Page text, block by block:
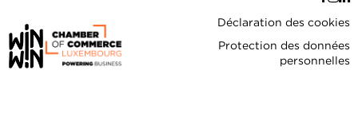
Déclaration des cookies
Protection des données
personnelles